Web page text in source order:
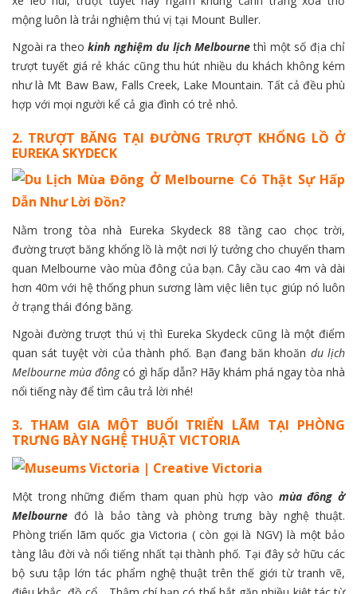
mộng luôn là trải nghiệm thú vị tại Mount Buller.
Ngoài ra theokinh nghiệm du lịch Melbournethì một số địa chỉ
trượt tuyết giá rẻ khác cũng thu hút nhiều du khách không kém
như là Mt Baw Baw, Falls Creek, Lake Mountain. Tất cả đều phù
hợp với mọi người kể cả gia đình có trẻ nhỏ.
2. TRƯỢT BĂNG TẠI ĐƯỜNG TRƯỢT KHỔNG LỒ Ở
EUREKA SKYDECK
Nằm trong tòa nhà Eureka Skydeck 88 tầng cao chọc trời,
đường trượt băng khổng lồ là một nơi lý tưởng cho chuyến tham
quan Melbourne vào mùa đông của bạn. Cây cầu cao 4m và dài
hơn 40m với hệ thống phun sương làm việc liên tục giúp nó luôn
ở trạng thái đóng băng.
Ngoài đường trượt thú vị thì Eureka Skydeck cũng là một điểm
quan sát tuyệt vời của thành phố. Bạn đang băn khoăn du lịch
Melbourne mùa đôngcó gì hấp dẫn? Hãy khám phá ngay tòa nhà
nổi tiếng này để tìm câu trả lời nhé!
3. THAM GIA MỘT BUỔI TRIỂN LÃM TẠI PHÒNG
TRƯNG BÀY NGHỆ THUẬT VICTORIA
Một trong những điểm tham quan phù hợp vào mùa đông ở
Melbourne đó là bảo tàng và phòng trưng bày nghệ thuật.
Phòng triển lãm quốc gia Victoria ( còn gọi là NGV) là một bảo
tàng lâu đời và nổi tiếng nhất tại thành phố. Tại đây sở hữu các
bộ sưu tập lớn tác phẩm nghệ thuật trên thế giới từ tranh vẽ,